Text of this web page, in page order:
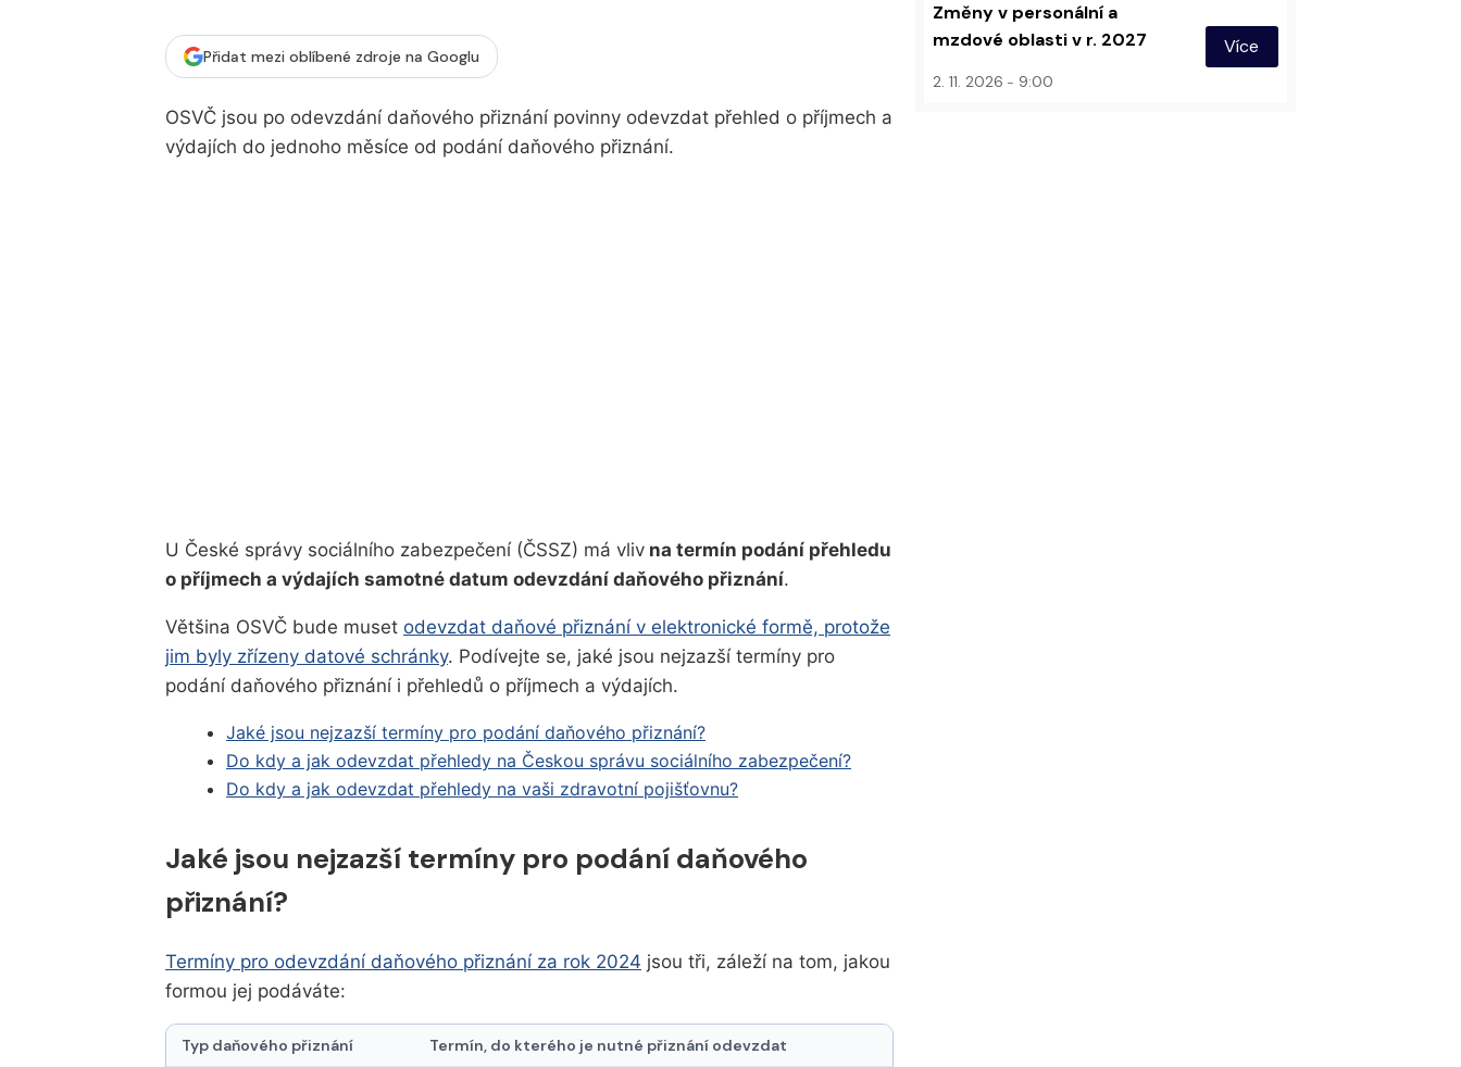
Přidat mezi oblíbené zdroje na Googlu
OSVČ jsou po odevzdání daňového přiznání povinny odevzdat přehled o příjmech a
výdajích do jednoho měsíce od podání daňového přiznání.
U České správy sociálního zabezpečení (ČSSZ) má vliv na termín podání přehledu
o příjmech a výdajích samotné datum odevzdání daňového přiznání.
Většina OSVČ bude muset odevzdat daňové přiznání v elektronické formě, protože
jim byly zřízeny datové schránky. Podívejte se, jaké jsou nejzazší termíny pro
podání daňového přiznání i přehledů o příjmech a výdajích.
Jaké jsou nejzazší termíny pro podání daňového přiznání?
Do kdy a jak odevzdat přehledy na Českou správu sociálního zabezpečení?
Do kdy a jak odevzdat přehledy na vaši zdravotní pojišťovnu?
Jaké jsou nejzazší termíny pro podání daňového
přiznání?
Termíny pro odevzdání daňového přiznání za rok 2024 jsou tři, záleží na tom, jakou
formou jej podáváte:
Typ daňového přiznání
Termín, do kterého je nutné přiznání odevzdat
Změny v personální a
mzdové oblasti v r. 2027
2. 11. 2026 9:00
Více